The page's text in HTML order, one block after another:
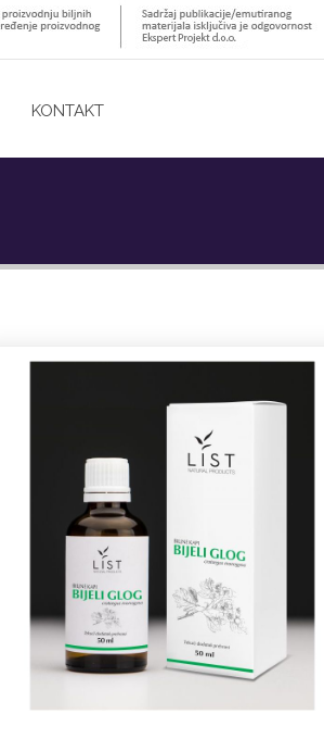
KONTAKT